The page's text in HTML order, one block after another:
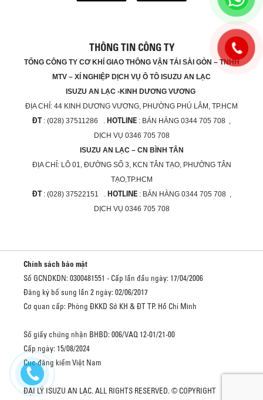
THÔNG TIN CÔNG TY
TỔNG CÔNG TY CƠ KHÍ GIAO THÔNG VẬN TẢI SÀI GÒN – TNHH
MTV – XÍ NGHIỆP DỊCH VỤ Ô TÔ ISUZU AN LẠC
ISUZU AN LẠC -KINH DƯƠNG VƯƠNG
ĐỊA CHỈ: 44 KINH DƯƠNG VƯƠNG, PHƯỜNG PHÚ LÂM, TP.HCM
ĐT: (028) 37511286 . HOTLINE : BÁN HÀNG 0344 705 708 ,
DỊCH VỤ 0346 705 708
ISUZU AN LẠC – CN BÌNH TÂN
ĐỊA CHỈ: LÔ 01, ĐƯỜNG SỐ 3, KCN TÂN TẠO, PHƯỜNG TÂN
TẠO,TP.HCM
ĐT: (028) 37522151 .HOTLINE: BÁN HÀNG 0344 705 708 ,
DỊCH VỤ 0346 705 708
Chính sách bảo mật
Số GCNDKDN: 0300481551 - Cấp lần đầu ngày: 17/04/2006
Đăng ký bổ sung lần 2 ngày: 02/06/2017
Cơ quan cấp: Phòng ĐKKD Sở KH & ĐT TP. Hồ Chí Minh
Số giấy chứng nhận BHBD: 006/VAQ 12-01/21-00
Cấp ngày: 15/08/2024
Cục đăng kiểm Việt Nam
ĐẠI LÝ ISUZU AN LẠC. ALL RIGHTS RESERVED. © COPYRIGHT